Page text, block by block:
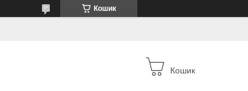
Кошик
Кошик